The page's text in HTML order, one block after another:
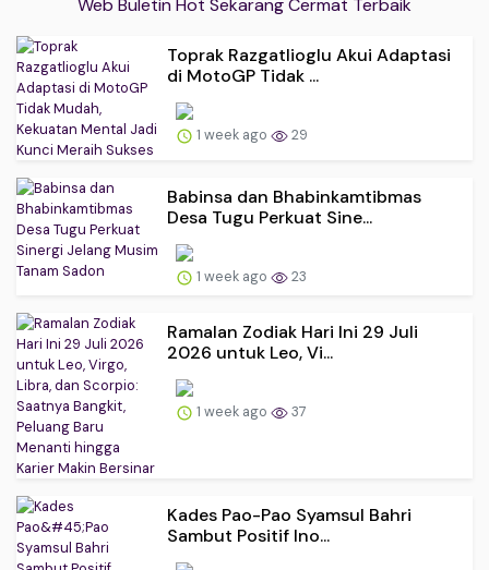
Web Buletin Hot Sekarang Cermat Terbaik
Toprak Razgatlioglu Akui Adaptasi
di MotoGP Tidak ...
1 week ago 29
Babinsa dan Bhabinkamtibmas
Desa Tugu Perkuat Sine...
1 week ago 23
Ramalan Zodiak Hari Ini 29 Juli
2026 untuk Leo, Vi...
1 week ago 37
Kades Pao-Pao Syamsul Bahri
Sambut Positif Ino...